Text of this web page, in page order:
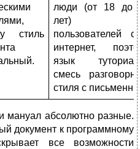
стиль
люди (от 18 до
лет)
пользователей
интернет,
язык
смесь
стиля с
мануал абсолютно разные.
документ к программному
все возможности